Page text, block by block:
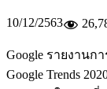
10/12/2563
Google รายงาน
Google Trends